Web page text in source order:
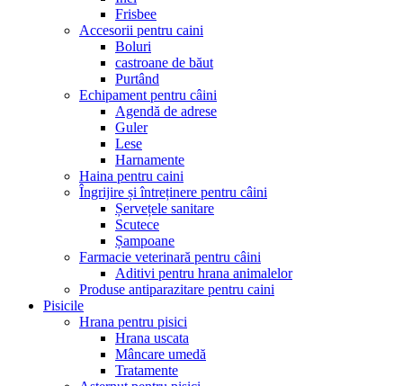
Frisbee
Accesorii pentru caini
Boluri
castroane de băut
Purtând
Echipament pentru câini
Agendă de adrese
Guler
Lese
Harnamente
Haina pentru caini
Îngrijire și întreținere pentru câini
Șervețele sanitare
Scutece
Șampoane
Farmacie veterinară pentru câini
Aditivi pentru hrana animalelor
Produse antiparazitare pentru caini
Pisicile
Hrana pentru pisici
Hrana uscata
Mâncare umedă
Tratamente